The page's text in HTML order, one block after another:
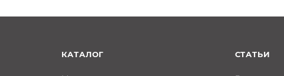
КАТАЛОГ СТАТЬИ